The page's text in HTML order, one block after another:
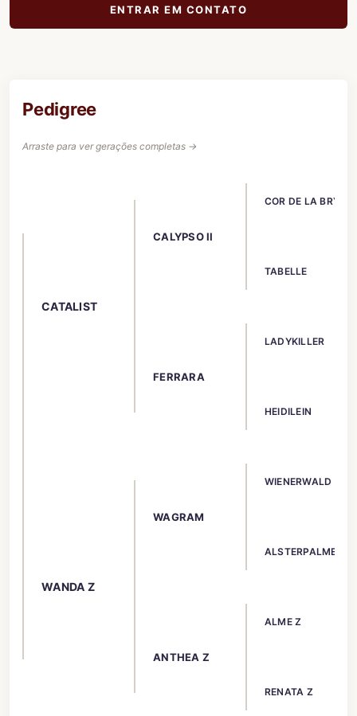
ENTRAR EM CONTATO
Pedigree
Arraste para ver gerações completas →
CATALIST
WANDA Z
CALYPSO II
FERRARA
WAGRAM
ANTHEA Z
COR DE LA BRYERE
TABELLE
LADYKILLER
HEIDILEIN
WIENERWALD
ALSTERPALME
ALME Z
RENATA Z